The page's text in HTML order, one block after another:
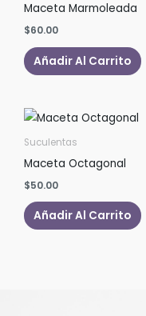
Maceta Marmoleada
$60.00
Añadir Al Carrito
Suculentas
Maceta Octagonal
$50.00
Añadir Al Carrito